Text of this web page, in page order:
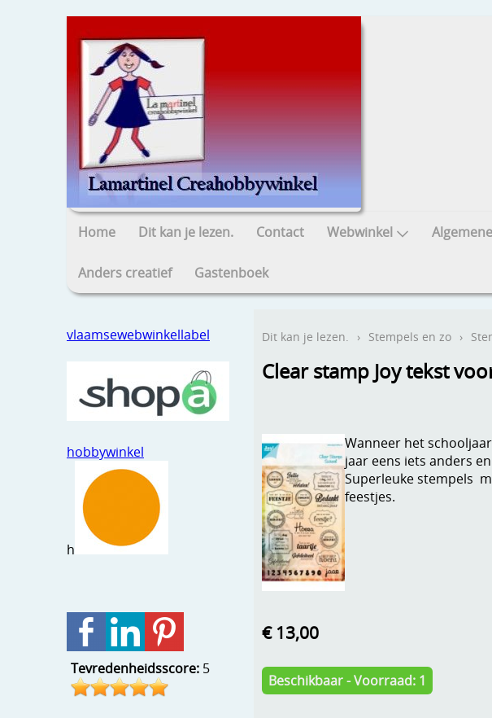
Home Dit kan je lezen. Contact Webwinkel
Anders creatief Gastenboek
vlaamsewebwinkellabel
hobbywinkel
h
Tevredenheidsscore: 5
Dit kan je lezen. › Stempels en zo ›
Clear stamp Joy tekst
Wanneer het
jaar eens iets anders
Superleuke stempels
feestjes.
€ 13,00
Beschikbaar - Voorraad: 1